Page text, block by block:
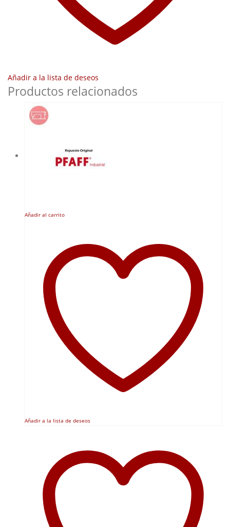
Añadir a la lista de deseos
Productos relacionados
Añadir al carrito
Añadir a la lista de deseos